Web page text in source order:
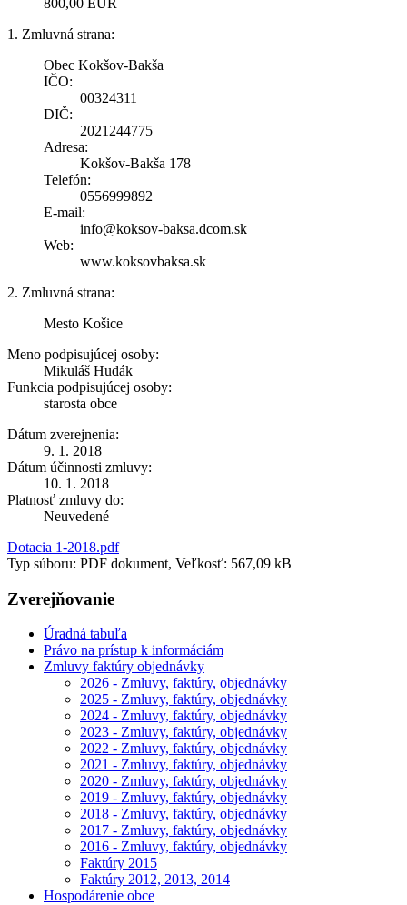
1. Zmluvná strana:
Obec Kokšov-Bakša
IČO:
00324311
DIČ:
2021244775
Adresa:
Kokšov-Bakša 178
Telefón:
0556999892
E-mail:
info@koksov-baksa.dcom.sk
Web:
www.koksovbaksa.sk
2. Zmluvná strana:
Mesto Košice
Meno podpisujúcej osoby:
Mikuláš Hudák
Funkcia podpisujúcej osoby:
starosta obce
Dátum zverejnenia:
9. 1. 2018
Dátum účinnosti zmluvy:
10. 1. 2018
Platnosť zmluvy do:
Neuvedené
Dotacia 1-2018.pdf
Typ súboru: PDF dokument, Veľkosť: 567,09 kB
Zverejňovanie
Úradná tabuľa
Právo na prístup k informáciám
Zmluvy faktúry objednávky
2026 - Zmluvy, faktúry, objednávky
2025 - Zmluvy, faktúry, objednávky
2024 - Zmluvy, faktúry, objednávky
2023 - Zmluvy, faktúry, objednávky
2022 - Zmluvy, faktúry, objednávky
2021 - Zmluvy, faktúry, objednávky
2020 - Zmluvy, faktúry, objednávky
2019 - Zmluvy, faktúry, objednávky
2018 - Zmluvy, faktúry, objednávky
2017 - Zmluvy, faktúry, objednávky
2016 - Zmluvy, faktúry, objednávky
Faktúry 2015
Faktúry 2012, 2013, 2014
Hospodárenie obce